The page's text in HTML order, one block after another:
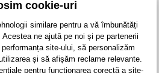
drepturile rezervate
prin reCAPTCHA și se aplică
personalecompaniile Google și ale lor